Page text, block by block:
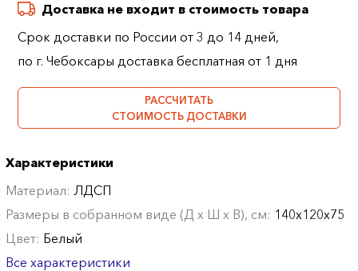
Доставка не входит в стоимость товара
Срок доставки по России от 3 до 14 дней,
по г. Чебоксары доставка бесплатная от 1 дня
РАССЧИТАТЬ
СТОИМОСТЬ ДОСТАВКИ
Характеристики
Материал:ЛДСП
Размеры в собранном виде (Д х Ш х В), см: 140х120х75
Цвет: Белый
Все характеристики